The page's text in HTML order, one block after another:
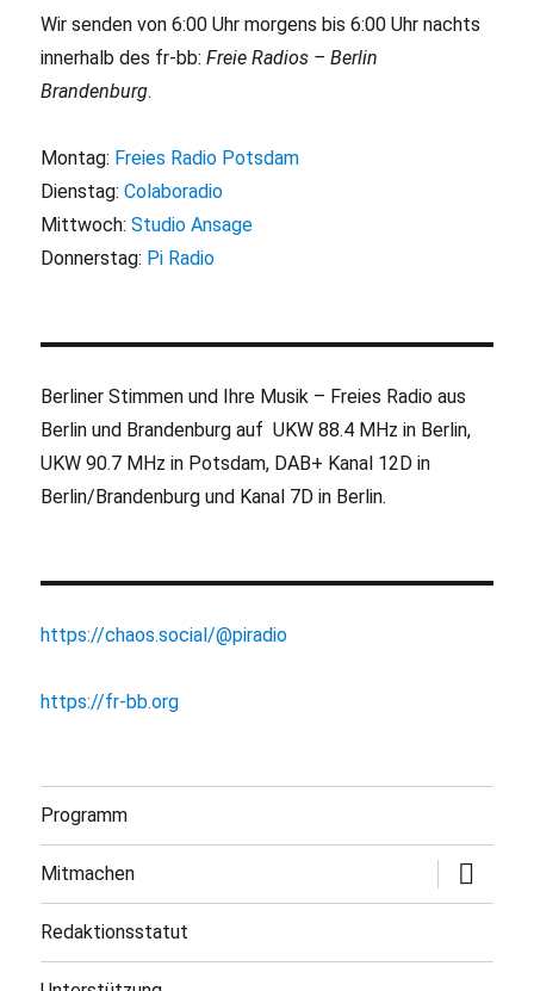
Wir senden von 6:00 Uhr morgens bis 6:00 Uhr nachts
innerhalb des fr-bb:Freie Radios – Berlin
Brandenburg.
Montag: Freies Radio Potsdam
Dienstag:Colaboradio
Mittwoch:Studio Ansage
Donnerstag: Pi Radio
Berliner Stimmen und Ihre Musik – Freies Radio aus
Berlin und Brandenburg auf UKW 88.4 MHz in Berlin,
UKW 90.7 MHz in Potsdam, DAB+ Kanal 12D in
Berlin/Brandenburg und Kanal 7D in Berlin.
https://chaos.social/@piradio
https://fr-bb.org
Programm
Mitmachen
öffnen
Redaktionsstatut